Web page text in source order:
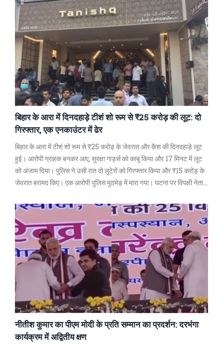
बिहार के आरा में दिनदहाड़े टीशं शो रूम से ₹25 करोड़ की लूट: दो
गिरफ्तार, एक एनकाउंटर में ढेर
बिहार के आरा में टीशं शो रूम से ₹25 करोड़ के जेवरात और कैश की दिनदहाड़े लूट
हुई। आरोपी ग्राहक बनकर आए, सुरक्षा गार्ड्स को काबू किया और 17 मिनट में लूट
को अंजाम दिया। पुलिस ने उसी रात दो लुटेरों को गिरफ्तार किया और ₹15 करोड़ के
जेवरात बरामद किए। एक आरोपी पुलिस मुठभेड़ में मारा गया। घटना पर विपक्षी नेता
नीतीश कुमार का पीएम मोदी के प्रति सम्मान का प्रदर्शन: दरभंगा
कार्यक्रम में अद्वितीय क्षण